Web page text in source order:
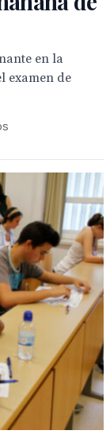
en la
examen de